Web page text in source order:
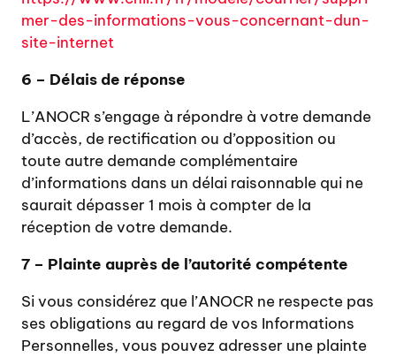
mer-des-informations-vous-concernant-dun-
site-internet
6 – Délais de réponse
L’ANOCR s’engage à répondre à votre demande
d’accès, de rectification ou d’opposition ou
toute autre demande complémentaire
d’informations dans un délai raisonnable qui ne
saurait dépasser 1 mois à compter de la
réception de votre demande.
7 – Plainte auprès de l’autorité compétente
Si vous considérez que l’ANOCR ne respecte pas
ses obligations au regard de vos Informations
Personnelles, vous pouvez adresser une plainte